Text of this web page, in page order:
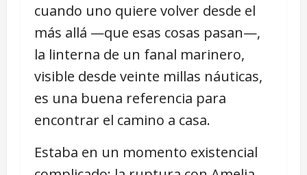
cuando uno quiere volver desde el
más allá —que esas cosas pasan—,
la linterna de un fanal marinero,
visible desde veinte millas náuticas,
es una buena referencia para
encontrar el camino a casa.
Estaba en un momento existencial